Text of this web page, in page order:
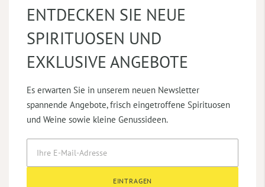
ENTDECKEN SIE NEUE
SPIRITUOSEN UND
EXKLUSIVE ANGEBOTE
Es erwarten Sie in unserem neuen Newsletter
spannende Angebote, frisch eingetroffene Spirituosen
und Weine sowie kleine Genussideen.
EINTRAGEN